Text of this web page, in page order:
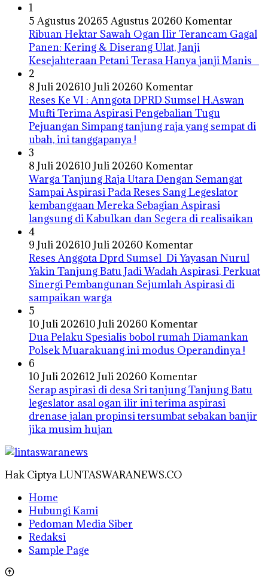
1
5 Agustus 20265 Agustus 20260 Komentar
Ribuan Hektar Sawah Ogan Ilir Terancam Gagal
Panen: Kering & Diserang Ulat, Janji
Kesejahteraan Petani Terasa Hanya janji Manis
2
8 Juli 202610 Juli 20260 Komentar
Reses Ke VI : Anngota DPRD Sumsel H.Aswan
Mufti Terima Aspirasi Pengebalian Tugu
Pejuangan Simpang tanjung raja yang sempat di
ubah, ini tanggapanya !
3
8 Juli 202610 Juli 20260 Komentar
Warga Tanjung Raja Utara Dengan Semangat
Sampai Aspirasi Pada Reses Sang Legeslator
kembanggaan Mereka Sebagian Aspirasi
langsung di Kabulkan dan Segera di realisaikan
4
9 Juli 202610 Juli 20260 Komentar
Reses Anggota Dprd Sumsel Di Yayasan Nurul
Yakin Tanjung Batu Jadi Wadah Aspirasi, Perkuat
Sinergi Pembangunan Sejumlah Aspirasi di
sampaikan warga
5
10 Juli 202610 Juli 20260 Komentar
Dua Pelaku Spesialis bobol rumah Diamankan
Polsek Muarakuang ini modus Operandinya !
6
10 Juli 202612 Juli 20260 Komentar
Serap aspirasi di desa Sri tanjung Tanjung Batu
legeslator asal ogan ilir ini terima aspirasi
drenase jalan propinsi tersumbat sebakan banjir
jika musim hujan
Hak Ciptya LUNTASWARANEWS.CO
Home
Hubungi Kami
Pedoman Media Siber
Redaksi
Sample Page